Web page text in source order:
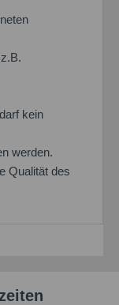
kein
werden.
Qualität des